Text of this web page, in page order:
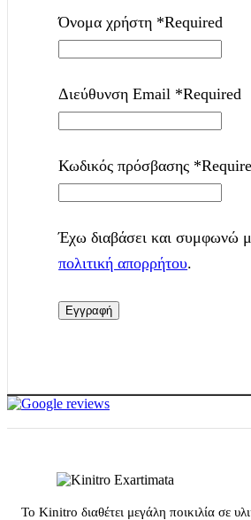
Όνομα χρήστη *Required
Διεύθυνση Email *Required
Κωδικός πρόσβασης *
Έχω διαβάσει και συμφωνώ
πολιτική απορρήτου.
Εγγραφή
Το Kinitro διαθέτει μεγάλη ποικιλία σε